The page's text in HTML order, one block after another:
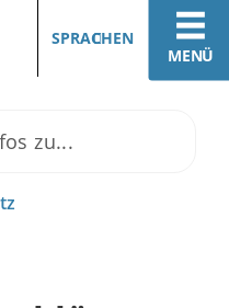
MENÜ
SPRACHEN